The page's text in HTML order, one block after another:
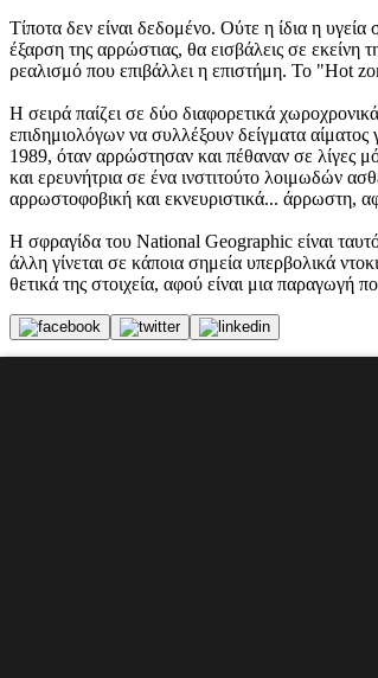
Τίποτα δεν είναι δεδομένο. Ούτε η ίδια η
έξαρση της αρρώστιας, θα εισβάλεις σε
ρεαλισμό που επιβάλλει η επιστήμη. Το "Hot
Η σειρά παίζει σε δύο διαφορετικά
επιδημιολόγων να συλλέξουν δείγματα
1989, όταν αρρώστησαν και πέθαναν σε λίγες
και ερευνήτρια σε ένα ινστιτούτο λοιμωδών
αρρωστοφοβική και εκνευριστικά... άρρωστη,
Η σφραγίδα του National Geographic είναι
άλλη γίνεται σε κάποια σημεία υπερβολικά
θετικά της στοιχεία, αφού είναι μια παραγωγή
Το «Παράθυρο» είναι το πολιτιστικό ένθετο
και στατικές, κριτικές προσεγγίσεις, λοξές